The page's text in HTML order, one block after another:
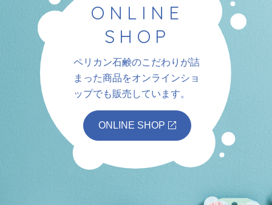
ONLINE
SHOP
ペリカン石鹸のこだわりが詰
まった商品をオンラインショ
ップでも販売しています。
ONLINE SHOP